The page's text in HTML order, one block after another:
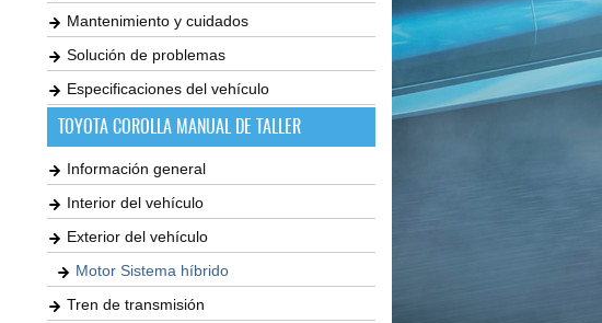
Mantenimiento y cuidados
Solución de problemas
Especificaciones del vehículo
TOYOTA COROLLA MANUAL DE TALLER
Información general
Interior del vehículo
Exterior del vehículo
Motor Sistema híbrido
Tren de transmisión